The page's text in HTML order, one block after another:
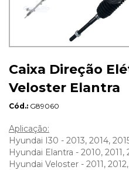
Caixa Direção
Veloster Elantra
Cód. G89060
Aplicação:
Hyundai I30 - 2013, 2014,
Hyundai Elantra - 2010, 2011,
Hyundai Veloster - 2011,